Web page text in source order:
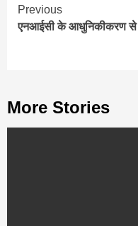
Continue
Reading
Previous
एनआईसी के आधुनिकीकरण से
More Stories